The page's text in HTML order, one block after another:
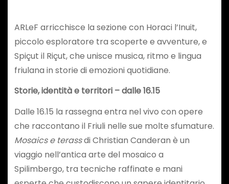
ARLeF arricchisce la sezione con Horaci l’Inuit,
piccolo esploratore tra scoperte e avventure, e
Spiçut il Riçut, che unisce musica, ritmo e lingua
friulana in storie di emozioni quotidiane.
Storie, identità e territori – dalle 16.15
Dalle 16.15 la rassegna entra nel vivo con opere
che raccontano il Friuli nelle sue molte sfumature.
Mosaics e terassdi Christian Canderan è un
viaggio nell’antica arte del mosaico a
Spilimbergo, tra tecniche raffinate e mani